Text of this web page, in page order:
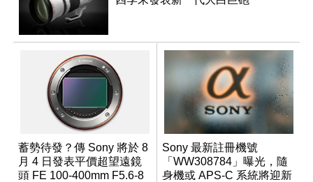
蓄勢待發？傳 Sony 將於 8
月 4 日發表平價超望遠鏡
頭 FE 100-400mm F5.6-8
Sony 最新註冊機號
「WW308784」曝光，隨
身機或 APS-C 系統將迎新